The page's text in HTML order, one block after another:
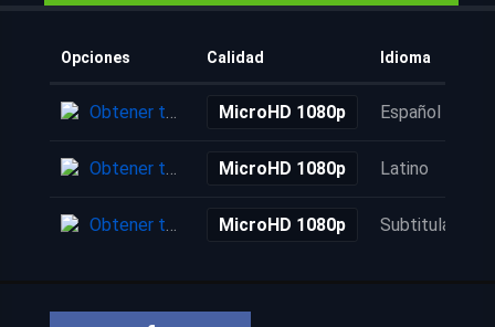
Opciones Calidad Idioma
Obtener torrent MicroHD 1080p Español
Obtener torrent MicroHD 1080p Latino
Obtener torrent MicroHD 1080p Subtitulada